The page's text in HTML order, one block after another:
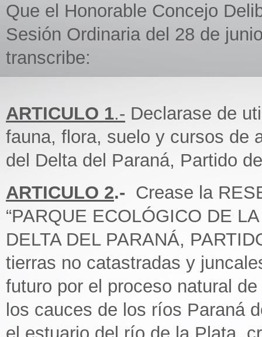
Que el Honorable Concejo
Sesión Ordinaria del 28 de
transcribe:
ARTICULO 1.- Declarase de
fauna, flora, suelo y cursos de
del Delta del Paraná, Partido
ARTICULO 2.- Crease la
“PARQUE ECOLÓGICO DE
DELTA DEL PARANÁ,
tierras no catastradas y
futuro por el proceso natural
los cauces de los ríos Paraná